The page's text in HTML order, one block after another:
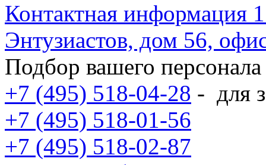
Контактная информация
Энтузиастов, дом 56,
Подбор вашего персонала
+7 (495) 518-04-28 - для
+7 (495) 518-01-56
+7 (495) 518-02-87